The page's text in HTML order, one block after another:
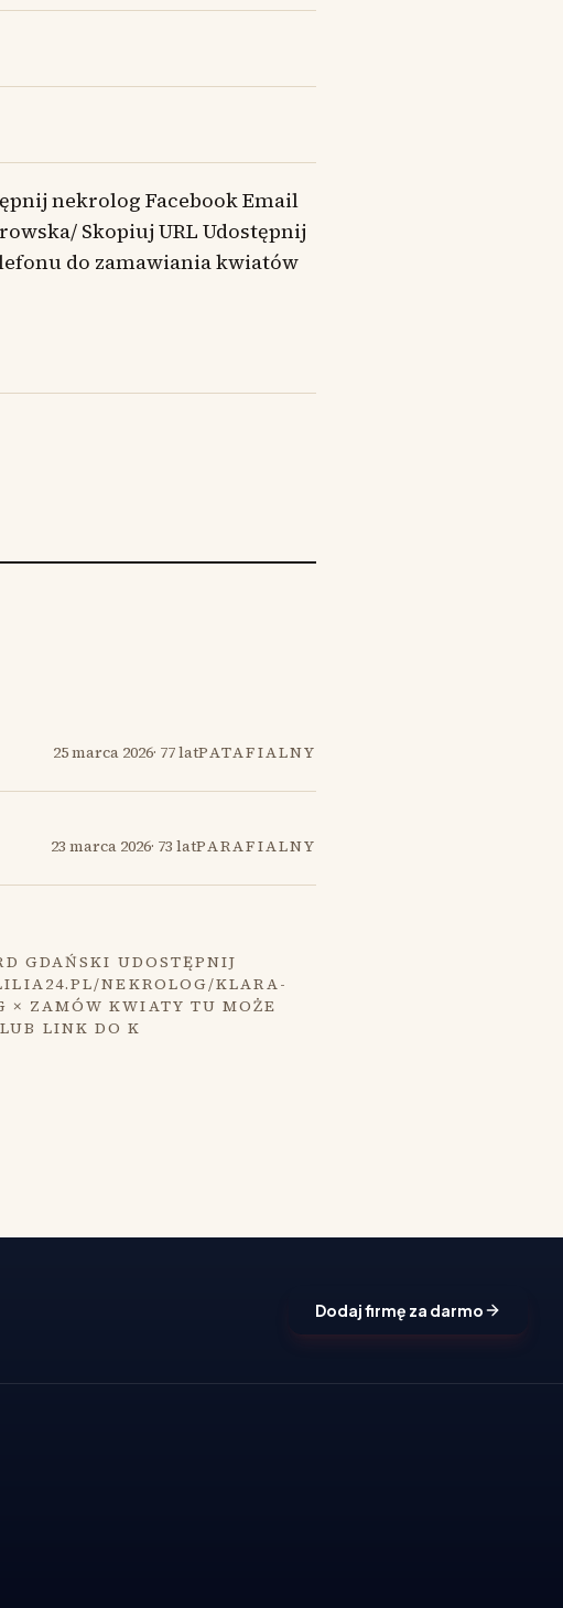
nekrolog Facebook Email
Skopiuj URL Udostępnij
do zamawiania kwiatów
25 marca 2026· 77 latPATAFIALNY
23 marca 2026· 73 latPARAFIALNY
GDAŃSKI UDOSTĘPNIJ
NEKROLOG/KLARA-
× ZAMÓW KWIATY TU MOŻE
LINK DO K
Dodaj firmę za darmo